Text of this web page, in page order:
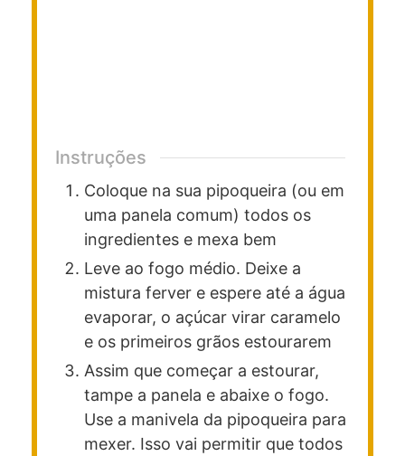
Instruções
Coloque na sua pipoqueira (ou em
uma panela comum) todos os
ingredientes e mexa bem
Leve ao fogo médio. Deixe a
mistura ferver e espere até a água
evaporar, o açúcar virar caramelo
e os primeiros grãos estourarem
Assim que começar a estourar,
tampe a panela e abaixe o fogo.
Use a manivela da pipoqueira para
mexer. Isso vai permitir que todos